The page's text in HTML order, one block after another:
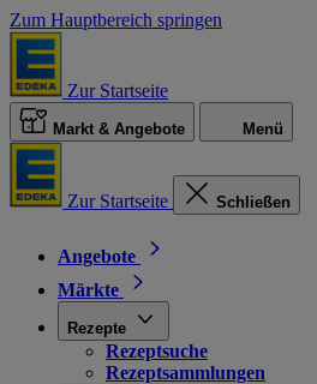
Zum Hauptbereich springen
Zur Startseite
Markt & Angebote Menü
Zur Startseite Schließen
Angebote
Märkte
Rezepte
Rezeptsuche
Rezeptsammlungen